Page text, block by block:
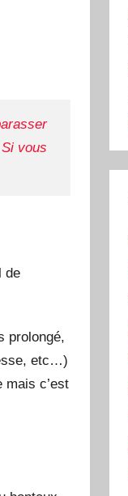
vous
de
prolongé,
etc…)
mais c’est